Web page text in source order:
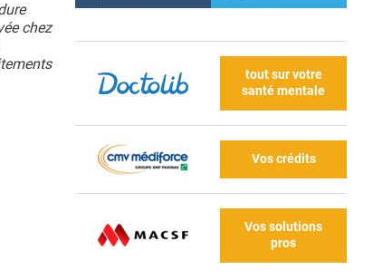
chez
tout sur votre
santé mentale
Vos crédits
Vos solutions
pros